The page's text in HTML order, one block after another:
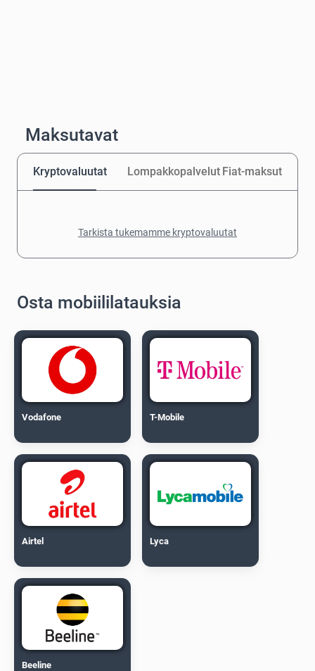
Maksutavat
Kryptovaluutat Lompakkopalvelut Fiat-maksut
Tarkista tukemamme kryptovaluutat
Osta mobiililatauksia
Vodafone T-Mobile
Airtel Lyca
Beeline